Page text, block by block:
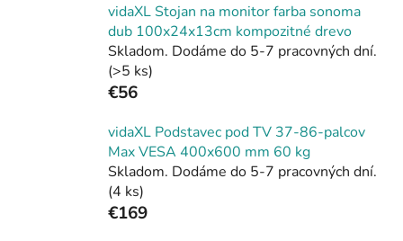
vidaXL Stojan na monitor farba sonoma
dub 100x24x13cm kompozitné drevo
Skladom. Dodáme do 5-7 pracovných dní.
(>5 ks)
€56
vidaXL Podstavec pod TV 37-86-palcov
Max VESA 400x600 mm 60 kg
Skladom. Dodáme do 5-7 pracovných dní.
(4 ks)
€169